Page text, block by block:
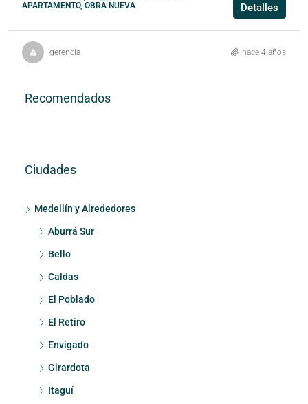
APARTAMENTO, OBRA NUEVA Detalles
gerencia hace 4 años
Recomendados
Ciudades
Medellín y Alrededores
Aburrá Sur
Bello
Caldas
El Poblado
El Retiro
Envigado
Girardota
Itaguí